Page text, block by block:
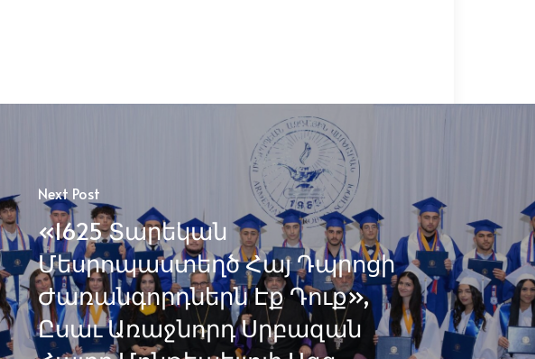
Next Post
«1625 Տարեկան
Մեսրոպաստեղծ Հայ Դպրոցի
Ժառանգորդներն Էք Դուք»,
Ըսաւ Առաջնորդ Սրբազան